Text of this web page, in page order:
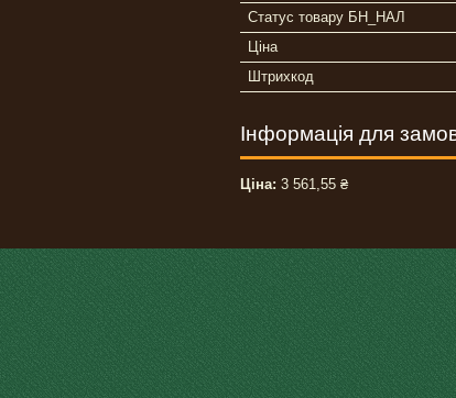
Статус товару БН_НАЛ
Ціна
Штрихкод
Інформація для
Ціна: 3 561,55 ₴